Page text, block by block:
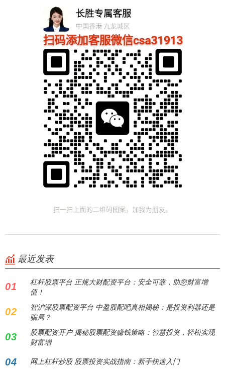
最近发表
01
杠杆股票平台 正规大财配资平台：安全可靠，助您财富增
值！
02
智沪深股票配资平台 中盈股配吧真相揭秘：是投资利器还是
骗局？
03
股票配资开户 揭秘股票配资赚钱策略：智慧投资，轻松实现
财富增
04 网上杠杆炒股 股票投资实战指南：新手快速入门